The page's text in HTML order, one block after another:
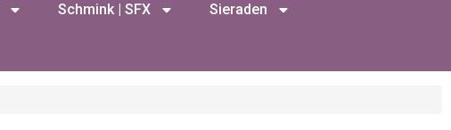
Schmink | SFX Sieraden